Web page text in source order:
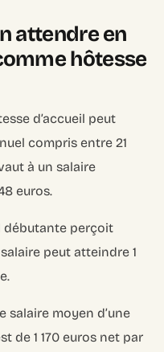
attendre en
hôtesse
d’accueil peut
compris entre 21
à un salaire
euros.
débutante perçoit
peut atteindre 1
salaire moyen d’une
de 1 170 euros net par